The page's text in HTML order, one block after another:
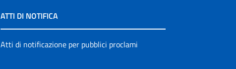
ATTI DI NOTIFICA
Atti di notificazione per pubblici proclami